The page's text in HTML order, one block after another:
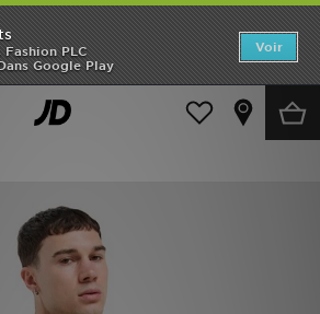
Fashion PLC
Google Play
Voir
Homme Polos